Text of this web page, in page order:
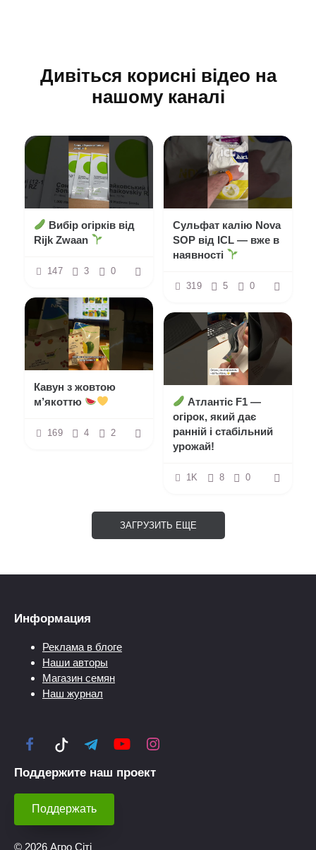
Дивіться корисні відео на
нашому каналі
Вибір огірків від
Rijk Zwaan
147 3 0
Сульфат калію Nova
SOP від ICL — вже в
наявності
319 5 0
Кавун з жовтою
м’якоттю
169 4 2
Атлантіс F1 —
огірок, який дає
ранній і стабільний
урожай!
1K 8 0
ЗАГРУЗИТЬ ЕЩЕ
Информация
Реклама в блоге
Наши авторы
Магазин семян
Наш журнал
Поддержите наш проект
Поддержать
© 2026 Агро Сіті